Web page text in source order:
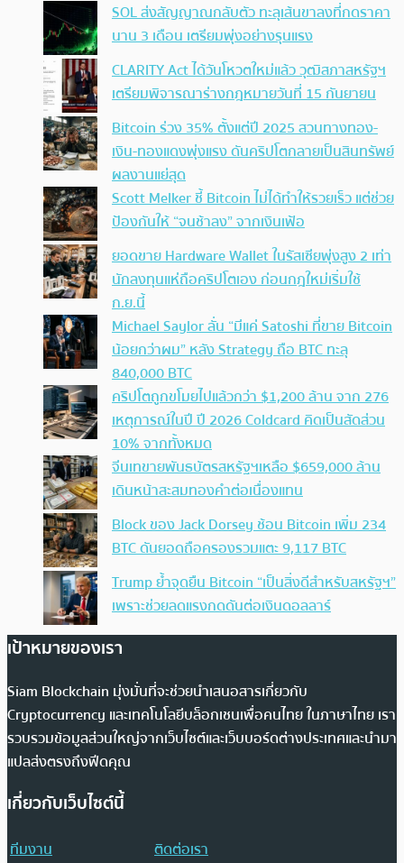
SOL ส่งสัญญาณกลับตัว ทะลุเส้นขาลงที่กดราคา
นาน 3 เดือน เตรียมพุ่งอย่างรุนแรง
CLARITY Act ได้วันโหวตใหม่แล้ว วุฒิสภาสหรัฐฯ
เตรียมพิจารณาร่างกฎหมายวันที่ 15 กันยายน
Bitcoin ร่วง 35% ตั้งแต่ปี 2025 สวนทางทอง-
เงิน-ทองแดงพุ่งแรง ดันคริปโตกลายเป็นสินทรัพย์
ผลงานแย่สุด
Scott Melker ชี้ Bitcoin ไม่ได้ทำให้รวยเร็ว แต่ช่วย
ป้องกันให้ “จนช้าลง” จากเงินเฟ้อ
ยอดขาย Hardware Wallet ในรัสเซียพุ่งสูง 2 เท่า
นักลงทุนแห่ถือคริปโตเอง ก่อนกฎใหม่เริ่มใช้
ก.ย.นี้
Michael Saylor ลั่น “มีแค่ Satoshi ที่ขาย Bitcoin
น้อยกว่าผม” หลัง Strategy ถือ BTC ทะลุ
840,000 BTC
คริปโตถูกขโมยไปแล้วกว่า $1,200 ล้าน จาก 276
เหตุการณ์ในปี ปี 2026 Coldcard คิดเป็นสัดส่วน
10% จากทั้งหมด
จีนเทขายพันธบัตรสหรัฐฯเหลือ $659,000 ล้าน
เดินหน้าสะสมทองคำต่อเนื่องแทน
Block ของ Jack Dorsey ช้อน Bitcoin เพิ่ม 234
BTC ดันยอดถือครองรวมแตะ 9,117 BTC
Trump ย้ำจุดยืน Bitcoin “เป็นสิ่งดีสำหรับสหรัฐฯ”
เพราะช่วยลดแรงกดดันต่อเงินดอลลาร์
เป้าหมายของเรา
Siam Blockchain มุ่งมั่นที่จะช่วยนำเสนอสารเกี่ยวกับ
Cryptocurrency และเทคโนโลยีบล็อกเชนเพื่อคนไทย ในภาษาไทย เรา
รวบรวมข้อมูลส่วนใหญ่จากเว็บไซต์และเว็บบอร์ดต่างประเทศและนำมา
แปลส่งตรงถึงฟีดคุณ
เกี่ยวกับเว็บไซต์นี้
ทีมงาน
ติดต่อเรา